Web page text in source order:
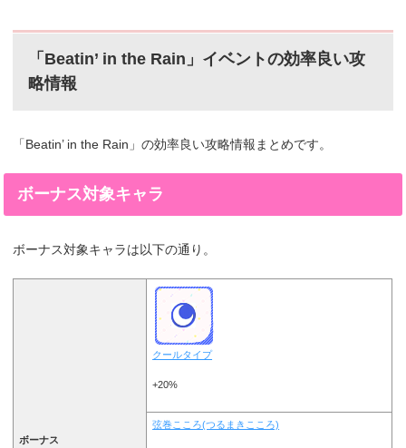
「Beatin’ in the Rain」イベントの効率良い攻
略情報
「Beatin’ in the Rain」の効率良い攻略情報まとめです。
ボーナス対象キャラ
ボーナス対象キャラは以下の通り。
ボーナス
クールタイプ
+20%
弦巻こころ(つるまきこころ)